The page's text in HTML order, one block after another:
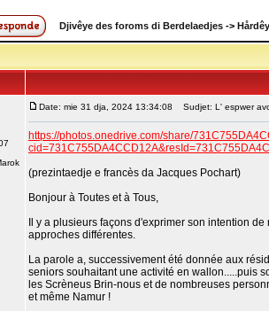
Djivêye des foroms di Berdelaedjes ->
Date: mie 31 dja, 2024 13:34:08 Sudjet: L' espwer
https://photos.onedrive.com/share/
(prezintaedje e francès da Jacques Pochart)
Bonjour à Toutes et à Tous,
Il y a plusieurs façons d'exprimer son intention
approches différentes.
La parole a, successivement été donnée aux
seniors souhaitant une activité en wallon.....puis
les Scrèneus Brin-nous et de nombreuses
et même Namur !